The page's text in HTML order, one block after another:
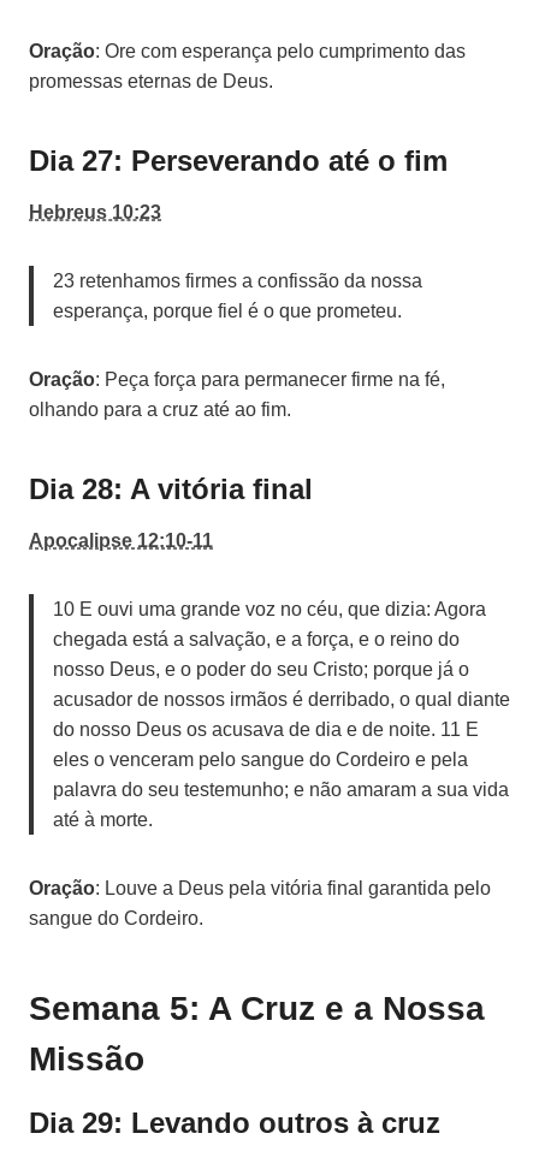
Oração: Ore com esperança pelo cumprimento das
promessas eternas de Deus.
Dia 27: Perseverando até o fim
Hebreus 10:23
23 retenhamos firmes a confissão da nossa
esperança, porque fiel é o que prometeu.
Oração: Peça força para permanecer firme na fé,
olhando para a cruz até ao fim.
Dia 28: A vitória final
Apocalipse 12:10-11
10 E ouvi uma grande voz no céu, que dizia: Agora
chegada está a salvação, e a força, e o reino do
nosso Deus, e o poder do seu Cristo; porque já o
acusador de nossos irmãos é derribado, o qual diante
do nosso Deus os acusava de dia e de noite. 11 E
eles o venceram pelo sangue do Cordeiro e pela
palavra do seu testemunho; e não amaram a sua vida
até à morte.
Oração: Louve a Deus pela vitória final garantida pelo
sangue do Cordeiro.
Semana 5: A Cruz e a Nossa
Missão
Dia 29: Levando outros à cruz